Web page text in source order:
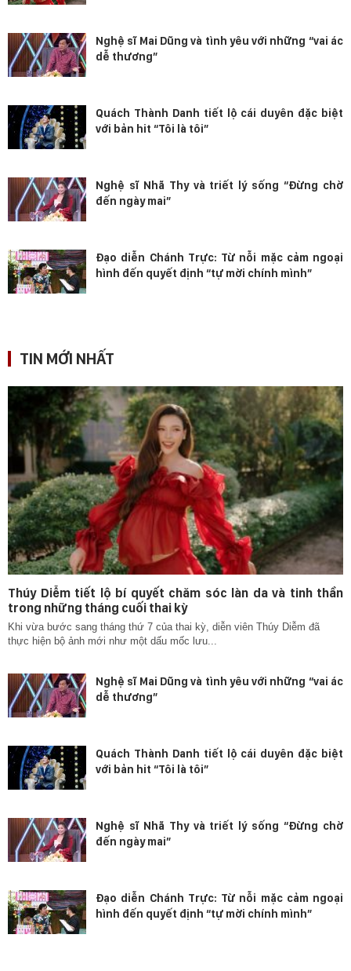
Nghệ sĩ Mai Dũng và tình yêu với những “vai ác
dễ thương”
Quách Thành Danh tiết lộ cái duyên đặc biệt
với bản hit “Tôi là tôi”
Nghệ sĩ Nhã Thy và triết lý sống “Đừng chờ
đến ngày mai”
Đạo diễn Chánh Trực: Từ nỗi mặc cảm ngoại
hình đến quyết định “tự mời chính mình”
TIN MỚI NHẤT
Thúy Diễm tiết lộ bí quyết chăm sóc làn da và tinh thần
trong những tháng cuối thai kỳ
Khi vừa bước sang tháng thứ 7 của thai kỳ, diễn viên Thúy Diễm đã
thực hiện bộ ảnh mới như một dấu mốc lưu...
Nghệ sĩ Mai Dũng và tình yêu với những “vai ác
dễ thương”
Quách Thành Danh tiết lộ cái duyên đặc biệt
với bản hit “Tôi là tôi”
Nghệ sĩ Nhã Thy và triết lý sống “Đừng chờ
đến ngày mai”
Đạo diễn Chánh Trực: Từ nỗi mặc cảm ngoại
hình đến quyết định “tự mời chính mình”